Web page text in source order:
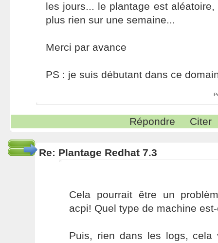
les jours... le plantage est
plus rien sur une semaine...
Merci par avance
PS : je suis débutant dans ce
Répondre Citer
Re: Plantage Redhat 7.3
Cela pourrait être un
acpi! Quel type de machine
Puis, rien dans les logs,